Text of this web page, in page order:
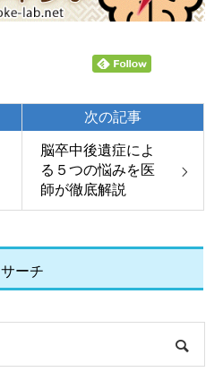
脳卒中後遺症によ
る５つの悩みを医
師が徹底解説
次の記事
サーチ